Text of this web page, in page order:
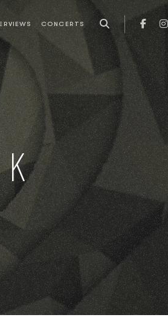
CONCERTS